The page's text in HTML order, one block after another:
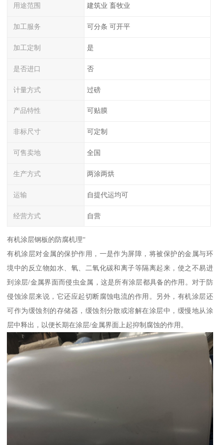
用途范围 建筑业 畜牧业
加工服务 可分条 可开平
加工定制 是
是否进口 否
计量方式 过磅
产品特性 可贴膜
非标尺寸 可定制
可售卖地 全国
生产方式 两涂两烘
运输 自提代运均可
经营方式 自营
有机涂层钢板的防腐机理“
有机涂层对金属的保护作用，一是作为屏障，将被保护的金属与环
境中的反立物如水、氧、二氧化碳和离子等隔离起来，使之不易进
到涂层/金属界面而侵虫金属，这是所有涂层都具备的作用。对于防
侵蚀涂层来说，它还应起切断腐蚀电流的作用。另外，有机涂层还
可作为缓蚀剂的存储器，缓蚀剂分散或溶解在涂层中，缓慢地从涂
层中释出，以便长期在涂层/金属界面上起抑制腐蚀的作用。